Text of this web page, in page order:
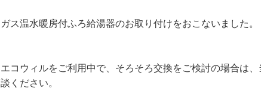
ガス温水暖房付ふろ給湯器のお取り付けをおこないました。
エコウィルをご利用中で、そろそろ交換をご検討の場合は、
談ください。